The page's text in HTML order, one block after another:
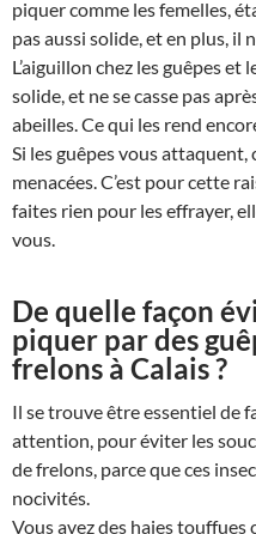
piquer comme les femelles,
pas aussi solide, et en plus, il
L’aiguillon chez les guêpes
solide, et ne se casse pas
abeilles. Ce qui les rend
Si les guêpes vous attaquent,
menacées. C’est pour cette
faites rien pour les effrayer,
vous.
De quelle façon
piquer par des
frelons à Calais ?
Il se trouve être essentiel de
attention, pour éviter les
de frelons, parce que ces
nocivités.
Vous avez des haies touffues